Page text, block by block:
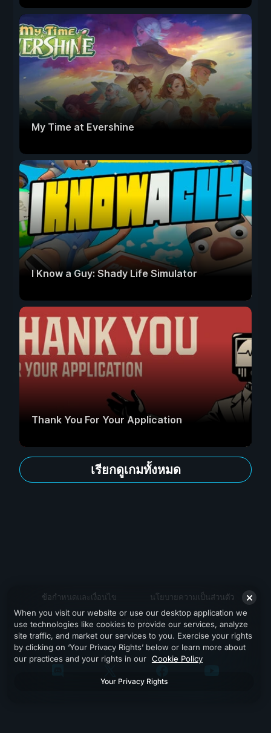
My Time at Evershine
I Know a Guy: Shady Life Simulator
Thank You For Your Application
เรียกดูเกมทั้งหมด
ข้อกำหนดและเงื่อนไข นโยบายความเป็นส่วนตัว
สนับสนุน
When you visit our website or use our desktop application we
use technologies like cookies to provide our services, analyze
site traffic, and market our services to you. Exercise your rights
by clicking on ‘Your Privacy Rights’ below or learn more about
our practices and your rights in our Cookie Policy
Your Privacy Rights